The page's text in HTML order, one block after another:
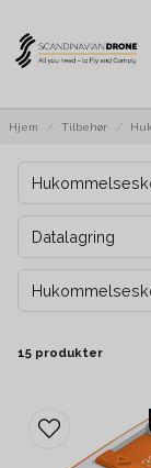
Hjem Tilbehør
Datalagring
15 produkter